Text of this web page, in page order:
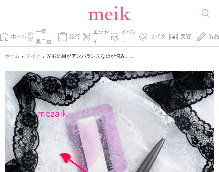
ホーム
一重、
奥二重
旅行
エッセ
イ
イベン
ト
メイク 美容 製品
ホーム > メイク > 左右の目がアンバランスなのが悩み。メイク上手さんは使ってるあのアイテムとは？